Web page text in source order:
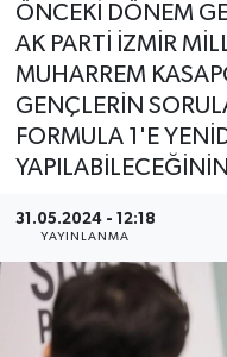
ÖNCEKİ DÖNEM
AK PARTİ İZMİR
MUHARREM
GENÇLERİN
FORMULA 1'E
31.05.2024 - 12:18
YAYINLANMA
SAĞLIK
EĞİTİM
KÜLTÜR SANAT
Son Dakika
Haber Arşivi